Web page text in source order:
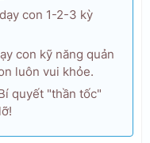
con 1-2-3 kỳ
con kỹ năng quản
luôn vui khỏe.
quyết "thần tốc"